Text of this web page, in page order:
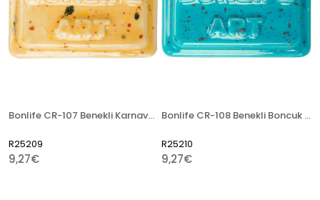
Bonlife CR-107 Benekli Karnaval 400 Gr Seramik Artistik Sır
R25209
9,27€
Bonlife CR-108 Benekli Boncuk Mavi 400 Gr Seramik Artistik Sır
R25210
9,27€